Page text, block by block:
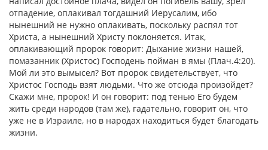
отпадение, оплакивал тогдашний Иерусалим, ибо
нынешний не нужно оплакивать, поскольку распял тот
Христа, а нынешний Христу поклоняется. Итак,
оплакивающий пророк говорит: Дыхание жизни нашей,
помазанник (Христос) Господень пойман в ямы (Плач.4:20).
Мой ли это вымысел? Вот пророк свидетельствует, что
Христос Господь взят людьми. Что же отсюда произойдет?
Скажи мне, пророк! И он говорит: под тенью Его будем
жить среди народов (там же), гадательно, говорит он, что
уже не в Израиле, но в народах находиться будет благодать
жизни.